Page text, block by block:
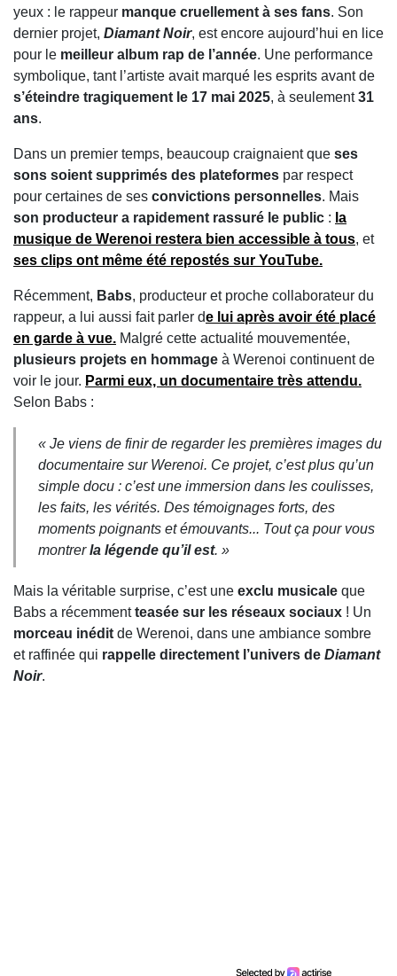
yeux : le rappeur manque cruellement à ses fans. Son
dernier projet, Diamant Noir, est encore aujourd’hui en lice
pour le meilleur album rap de l’année. Une performance
symbolique, tant l’artiste avait marqué les esprits avant de
s’éteindre tragiquement le 17 mai 2025, à seulement31
ans.
Dans un premier temps, beaucoup craignaient que ses
sons soient supprimés des plateformes par respect
pour certaines de ses convictions personnelles. Mais
son producteur a rapidement rassuré le public : la
musique de Werenoi restera bien accessible à tous, et
ses clips ont même été repostés sur YouTube.
Récemment, Babs, producteur et proche collaborateur du
rappeur, a lui aussi fait parler de lui après avoir été placé
en garde à vue. Malgré cette actualité mouvementée,
plusieurs projets en hommage à Werenoi continuent de
voir le jour. Parmi eux, un documentaire très attendu.
Selon Babs :
« Je viens de finir de regarder les premières images du
documentaire sur Werenoi. Ce projet, c’est plus qu’un
simple docu : c’est une immersion dans les coulisses,
les faits, les vérités. Des témoignages forts, des
moments poignants et émouvants... Tout ça pour vous
montrerla légende qu’il est. »
Mais la véritable surprise, c’est une exclu musicale que
Babs a récemmentteasée sur les réseaux sociaux ! Un
morceau inédit de Werenoi, dans une ambiance sombre
et raffinée qui rappelle directement l’univers de Diamant
Noir.